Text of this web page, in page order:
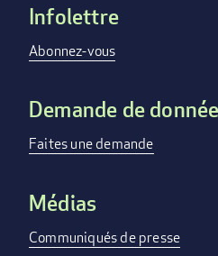
Footer
menu
Infolettre
Abonnez-vous
Demande de
Faites une demande
Médias
Communiqués de presse